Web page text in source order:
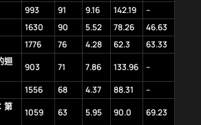
993 91 9.16 142.19
–
1630 90 5.52 78.26
46.63
1776 76 4.28 62.3
63.33
迴
903 71 7.86 133.96
–
1556 68 4.37 88.31
–
第
1059 63 5.95 90.0
69.23